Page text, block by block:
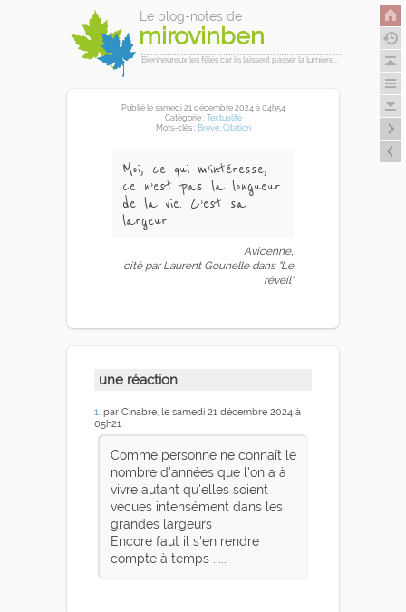
Le blog-notes de
mirovinben
Bienheureux les fêlés car ils laissent passer la lumière...
Publiéle samedi 21 décembre 2024 à 04h54
Catégorie : Textualité
Mots-clés : Brève, Citation
Moi, ce qui m’intéresse,
ce n’est pas la longueur
de la vie. C’est sa
largeur.
Avicenne,
cité par Laurent Gounelle dans "Le
réveil"
une réaction
1. par Cinabre, le samedi 21 décembre 2024 à
05h21
Comme personne ne connaît le
nombre d'années que l'on a à
vivre autant qu'elles soient
vécues intensément dans les
grandes largeurs .
Encore faut il s'en rendre
compte à temps .....